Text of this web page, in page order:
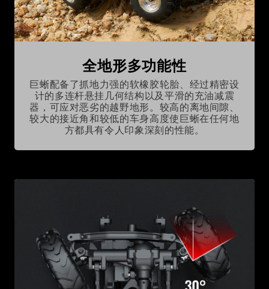
全地形多功能性
巨蜥配备了抓地力强的软橡胶轮胎、经过精密设
计的多连杆悬挂几何结构以及平滑的充油减震
器，可应对恶劣的越野地形。较高的离地间隙、
较大的接近角和较低的车身高度使巨蜥在任何地
方都具有令人印象深刻的性能。